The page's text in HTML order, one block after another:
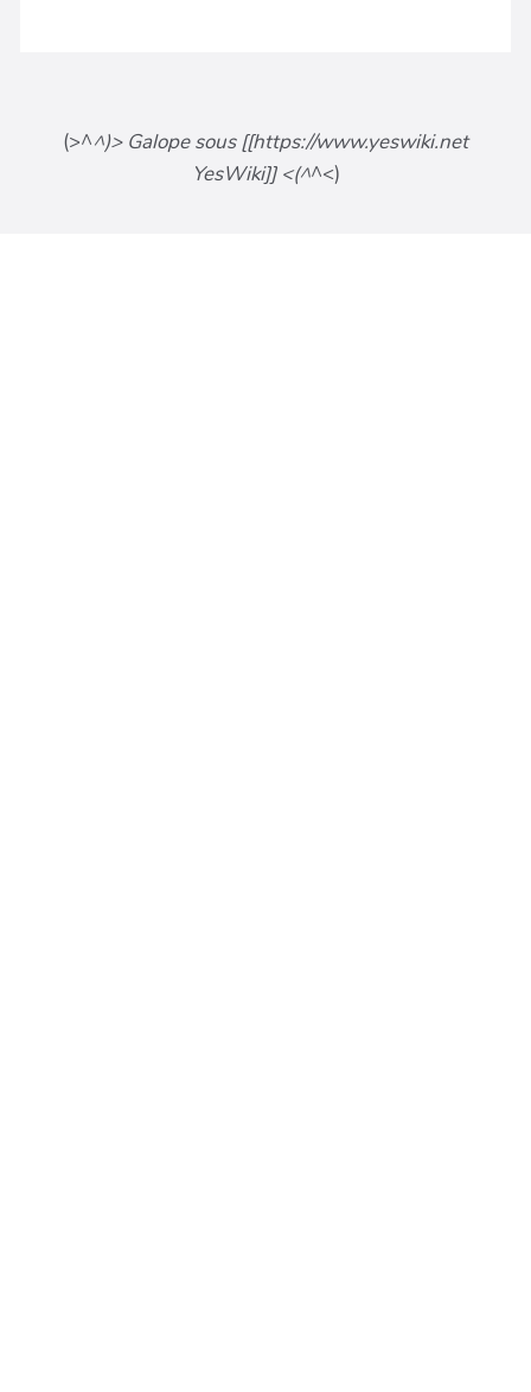
(>^^)> Galope sous [[https://www.yeswiki.net
YesWiki]] <(^^<)